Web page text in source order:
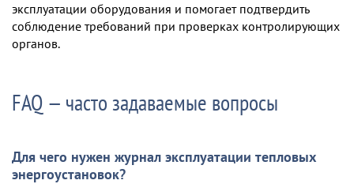
эксплуатации оборудования и помогает подтвердить
соблюдение требований при проверках контролирующих
органов.
FAQ — часто задаваемые вопросы
Для чего нужен журнал эксплуатации тепловых
энергоустановок?